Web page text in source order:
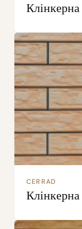
CERRAD